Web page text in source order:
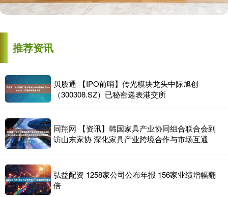
推荐资讯
贝股通 【IPO前哨】传光模块龙头中际旭创
（300308.SZ）已秘密递表港交所
同翔网 【资讯】韩国家具产业协同组合联合会到
访山东家协 深化家具产业跨境合作与市场互通
弘益配资 1258家公司公布年报 156家业绩增幅翻
倍